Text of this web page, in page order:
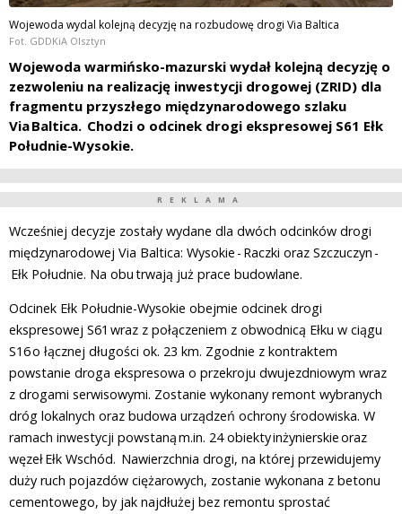
Wojewoda wydal kolejną decyzję na rozbudowę drogi Via Baltica
Fot. GDDKiA Olsztyn
Wojewoda warmińsko-mazurski wydał kolejną decyzję o
zezwoleniu na realizację inwestycji drogowej (ZRID) dla
fragmentu przyszłego międzynarodowego szlaku
Via Baltica. Chodzi o odcinek drogi ekspresowej S61 Ełk
Południe-Wysokie.
REKLAMA
Wcześniej decyzje zostały wydane dla dwóch odcinków drogi
międzynarodowej Via Baltica: Wysokie - Raczki oraz Szczuczyn -
Ełk Południe. Na obu trwają już prace budowlane.
Odcinek Ełk Południe-Wysokie obejmie odcinek drogi
ekspresowej S61 wraz z połączeniem z obwodnicą Ełku w ciągu
S16 o łącznej długości ok. 23 km. Zgodnie z kontraktem
powstanie droga ekspresowa o przekroju dwujezdniowym wraz
z drogami serwisowymi. Zostanie wykonany remont wybranych
dróg lokalnych oraz budowa urządzeń ochrony środowiska. W
ramach inwestycji powstaną m.in. 24 obiekty inżynierskie oraz
węzeł Ełk Wschód. Nawierzchnia drogi, na której przewidujemy
duży ruch pojazdów ciężarowych, zostanie wykonana z betonu
cementowego, by jak najdłużej bez remontu sprostać